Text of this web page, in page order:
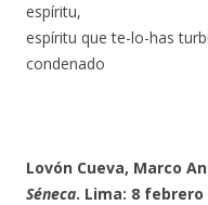
espíritu,
espíritu que te-lo-has
condenado
Lovón Cueva, Marco
Séneca. Lima: 8 febrero